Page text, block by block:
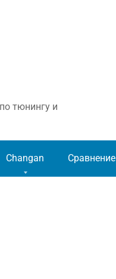
тюнингу и
Changan Сравнение